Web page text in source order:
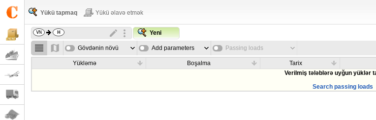
Yükü tapmaq Yükü əlavə etmək
Yeni
Gövdənin növü Add parameters Passing loads
Yükləmə Boşalma Tarix
Verilmiş tələblərə uyğun yüklər
Search passing loads